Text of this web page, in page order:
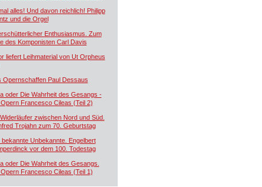
alles! Und davon reichlich! Philipp
und die Orgel
Enthusiasmus. Zum
des Komponisten Carl Davis
liefert Leihmaterial von Ut Orpheus
Opernschaffen Paul Dessaus
oder Die Wahrheit des Gesangs -
Opern Francesco Cileas (Teil 2)
zwischen Nord und Süd.
Trojahn zum 70. Geburtstag
bekannte Unbekannte. Engelbert
vor dem 100. Todestag
oder Die Wahrheit des Gesangs.
Opern Francesco Cileas (Teil 1)